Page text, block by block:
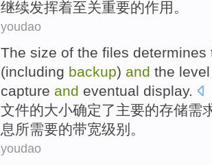
继续发挥着至关重要的作用 。
youdao
The size of the files determines
(including backup) and the level
capture and eventual display.
文件的大小确定了主要的存储需
息所需要的带宽级别 。
youdao